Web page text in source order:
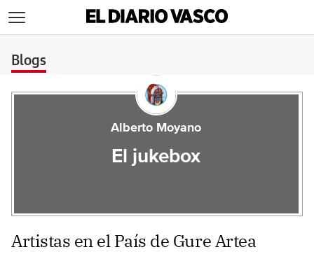
Blogs
Alberto Moyano
El jukebox
Artistas en el País de Gure Artea